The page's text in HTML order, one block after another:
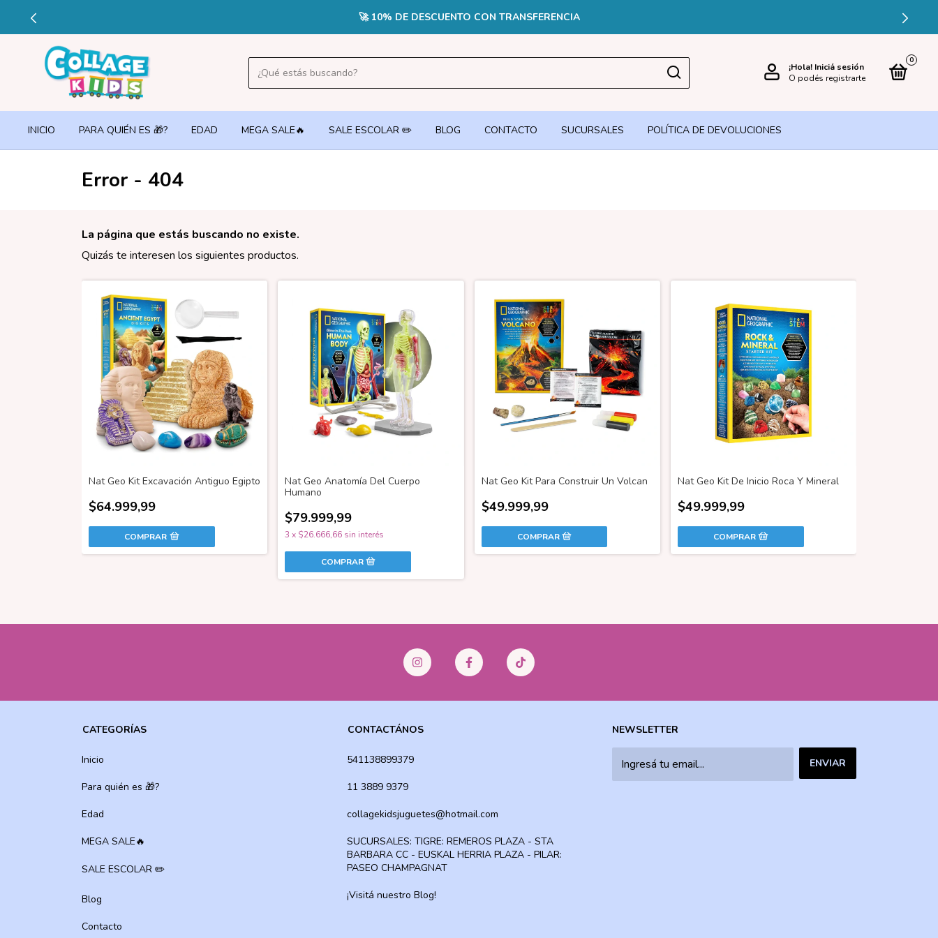
🚀 10% DE DESCUENTO CON TRANSFERENCIA
¡Hola! Iniciá sesión
O podés registrarte
0
INICIO PARA QUIÉN ES 🎁? EDAD MEGA SALE🔥 SALE ESCOLAR ✏️ BLOG CONTACTO SUCURSALES POLÍTICA DE DEVOLUCIONES
Error - 404
La página que estás buscando no existe.
Quizás te interesen los siguientes productos.
Nat Geo Kit Excavación Antiguo Egipto
$64.999,99
Nat Geo Anatomía Del Cuerpo
Humano
$79.999,99
3 x $26.666,66 sin interés
Nat Geo Kit Para Construir Un Volcan
$49.999,99
Nat Geo Kit De Inicio Roca Y Mineral
$49.999,99
CATEGORÍAS
Inicio
Para quién es 🎁?
Edad
MEGA SALE🔥
SALE ESCOLAR ✏️
Blog
Contacto
CONTACTÁNOS
541138899379
11 3889 9379
collagekidsjuguetes@hotmail.com
SUCURSALES: TIGRE: REMEROS PLAZA - STA
BARBARA CC - EUSKAL HERRIA PLAZA - PILAR:
PASEO CHAMPAGNAT
¡Visitá nuestro Blog!
NEWSLETTER